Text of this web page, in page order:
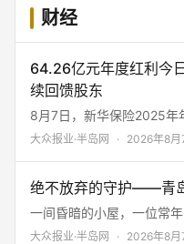
财经
64.26亿元年度红利今
续回馈股东
8月7日，新华保险2025年
此前发布的权益分派实施
20. 90亿元现金分红在内
85. 16亿元，同比增长7.
金白银回报广大投资者。
大众报业·半岛网 · 2026年8月
绝不放弃的守护——青
一间昏暗的小屋，一位常
步难离的亲属。 “一人失能
大众报业·半岛网 · 2026年8月